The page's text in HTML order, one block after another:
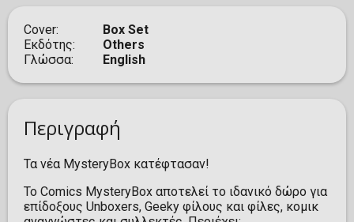
Cover
Box Set
Εκδότης
Others
Γλώσσα
English
Περιγραφή
Τα νέα MysteryBox κατέφτασαν!
Το Comics MysteryBox αποτελεί το ιδανικό δώρο για
επίδοξους Unboxers, Geeky φίλους και φίλες, κομικ